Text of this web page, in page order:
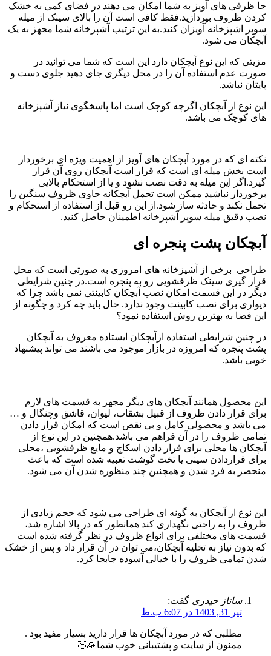
جا ظرفی های آویز به شما امکان می دهند در فضای کمی به خشک
کردن ظروف بپردازید.فقط کافی است آن را بالای سینک از میله
سوپر اشپزخانه آویزان کنید.به این ترتیب آشپزخانه شما مجهز به یک
آبچکان می شود.
مزیتی که این نوع آبچکان دارد این است که شما می توانید در
صورت عدم استفاده آن را در محل دیگری جای دهید جلوی دست و
پایتان نباشد.
این نوع از آبچکان اگرچه کوچک است اما پاسخگوی نیاز آشپزخانه
های کوچک می باشد.
نکته ای که در مورد آبچکان های آویز از اهمیت ویژه ای برخوردار
است بخش میله ای است که قرار است آبچکان روی آن قرار
گیرد.اگر این میله به دقت نصب نشود و یا از استحکام بالایی
برخوردار نباشید ممکن است تحمل آبچکانه حاوی ظروف سنگین را
تحمل نکند و حادثه ساز شود.از این رو قبل از استفاده از استحکام و
نصب دقیق میله سوپر آشپزخانه اطمینان حاصل کنید.
آبچکان پشت پنجره ای
طراحی برخی از آشپزخانه های امروزی به صورتی است که محل
قرار گیری سینک ظرفشویی رو به پنجره است.در چنین شرایطی
دیگر در این قسمت امکان نصب آبچکان کابینتی نمی باشد چرا که
دیواری برای نصب کابینت وجود ندارد. حال باید چه کرد و چگونه از
این فضا به بهترین روش استفاده نمود؟
در چنین شرایطی استفاده ازآبچکان ایستاده معروف به آبچکان
پشت پنجره که امروزه در بازار موجود می باشند می تواند پیشنهاد
خوبی باشد.
این محصول همانند آبچکان های دیگر مجهز به قسمت های لازم
برای قرار دادن ظروف از قبیل بشقاب، لیوان، قاشق وچنگال و …
می باشد و محصولی کامل و بی نقص است که امکان قرار دادن
تمامی ظروف را در آن فراهم می باشد.همچنین در این نوع از
آبچکان ها محلی برای قرار دادن اسکاچ و مایع ظرفشویی ،محلی
برای قراردادن سینی یا تخت گوشت تعبیه شده است که باعث
منحصر به فرد شدن و همچنین چند منظوره شدن آن می شود.
این نوع از آبچکان به گونه ای طراحی می شود که حجم زیادی از
ظروف را به راحتی نگهداری کند همانطور که در بالا اشاره شد،
قسمت های مختلفی برای انواع ظروف در نظر گرفته شده است
که بدون نیاز به تخلیه آبچکان،می توان در آن قرار داد و پس از خشک
شدن تمامی ظروف را با خیالی آسوده جابجا کرد.
ساناز حیدری گفت:
تیر 31, 1403 در 6:07 ب.ظ
مطلبی که در مورد آبچکان ها قرار دارید بسیار مفید بود .
ممنون از سایت و پشتیبانی خوب شما🙏🏻